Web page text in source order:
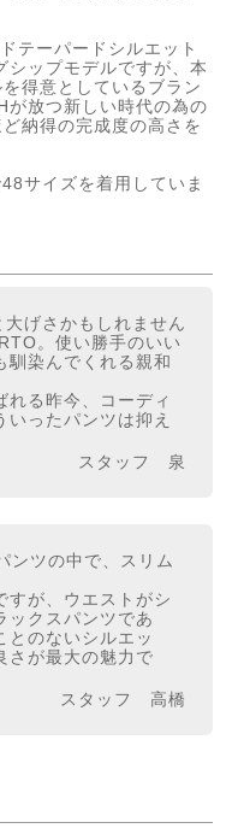
テーパードシルエット
シップモデルですが、本
得意としているブラン
が放つ新しい時代の為の
納得の完成度の高さを
サイズを着用していま
げさかもしれません
。使い勝手のいい
馴染んでくれる親和
る昨今、コーディ
ったパンツは抑え
スタッフ 泉
ンツの中で、スリム
すが、ウエストがシ
ックスパンツであ
とのないシルエッ
さが最大の魅力で
スタッフ 高橋